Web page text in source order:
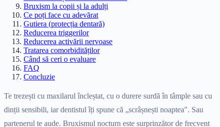
Bruxism la copii și la adulți
Ce poți face cu adevărat
Gutiera (protecția dentară)
Reducerea triggerilor
Reducerea activării nervoase
Tratarea comorbidităților
Când să ceri o evaluare
FAQ
Concluzie
Te trezești cu maxilarul încleștat, cu o durere surdă în tâmple sau cu
dinții sensibili, iar dentistul îți spune că „scrâșnești noaptea". Sau
partenerul te aude. Bruxismul nocturn este surprinzător de frecvent